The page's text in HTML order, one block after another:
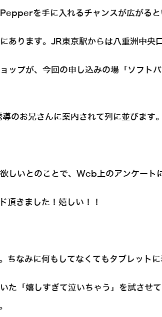
を手に入れるチャンスが広がると
ります。JR東京駅からは八重洲中央
ップが、今回の申し込みの場「ソフト
お兄さんに案内されて列に並びます。
しいとのことで、Web上のアンケート
頂きました！嬉しい！！
なみに何もしてなくてもタブレットに
た「嬉しすぎて泣いちゃう」を試させ